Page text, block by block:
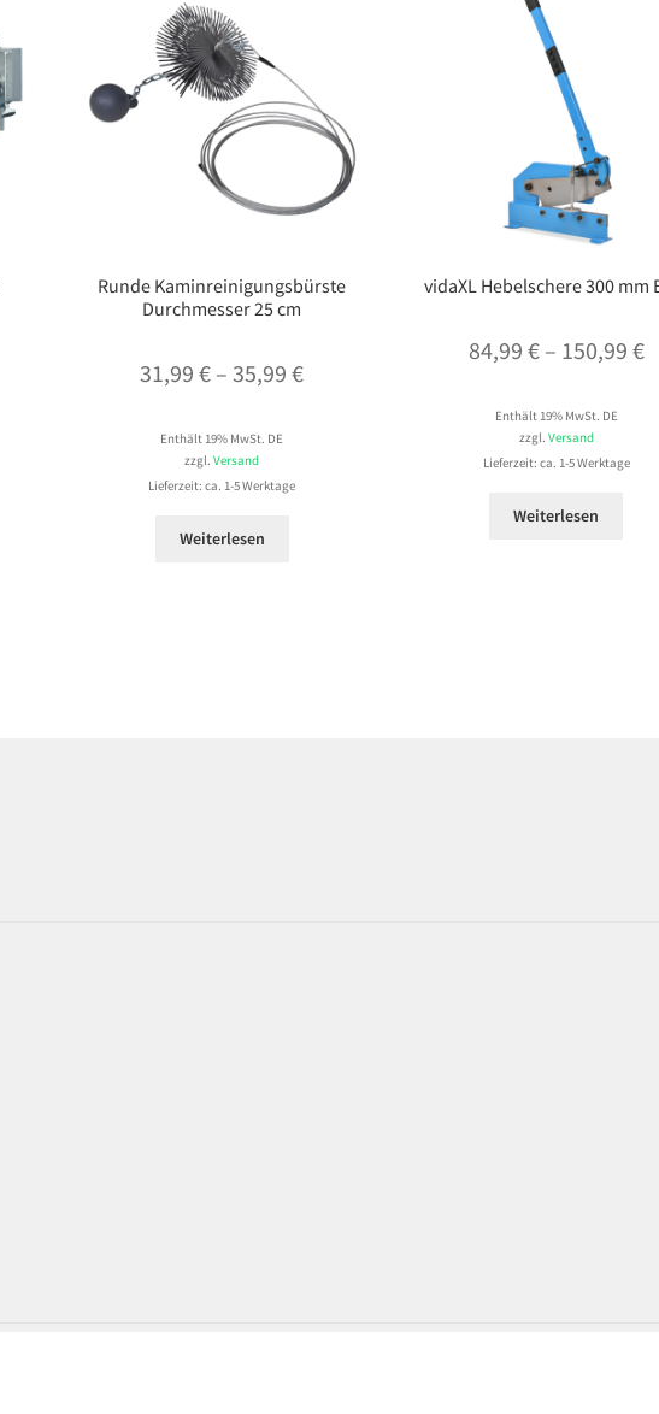
Runde Kaminreinigungsbürste
Durchmesser 25 cm
31,99€ –35,99€Preisspanne:
Enthält 19% MwSt. DE
zzgl.Versand
Lieferzeit: ca. 1-5 Werktage
Weiterlesen
vidaXL Hebelschere 300 mm
84,99 € – 150,99 €
Enthält 19% MwSt. DE
zzgl. Versand
Lieferzeit: ca. 1-5 Werktage
Weiterlesen